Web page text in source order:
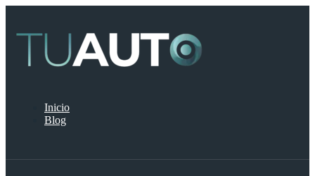
Inicio
Blog